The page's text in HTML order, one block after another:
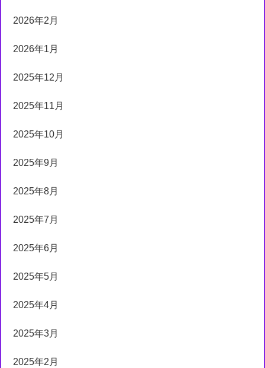
2026年2月
2026年1月
2025年12月
2025年11月
2025年10月
2025年9月
2025年8月
2025年7月
2025年6月
2025年5月
2025年4月
2025年3月
2025年2月